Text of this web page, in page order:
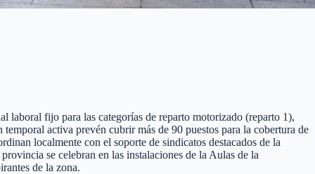
laboral fijo para las categorías de reparto motorizado (reparto 1),
activa prevén cubrir más de 90 puestos para la cobertura de
localmente con el soporte de sindicatos destacados de la
se celebran en las instalaciones de la Aulas de la
de la zona.